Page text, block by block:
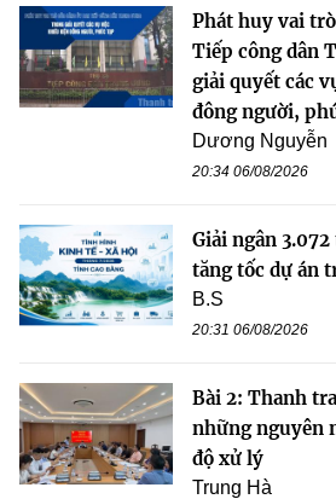
Phát huy vai
Tiếp công dân
giải quyết các
đông người,
Dương Nguyễn
20:34 06/08/2026
Giải ngân
tăng tốc dự án
B.S
20:31 06/08/2026
Bài 2: Thanh
những nguyên
độ xử lý
Trung Hà